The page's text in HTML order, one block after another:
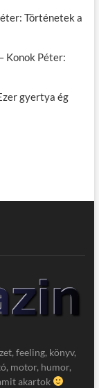
Történetek a
Konok Péter:
gyertya ég
feeling, könyv,
motor, humor,
akartok